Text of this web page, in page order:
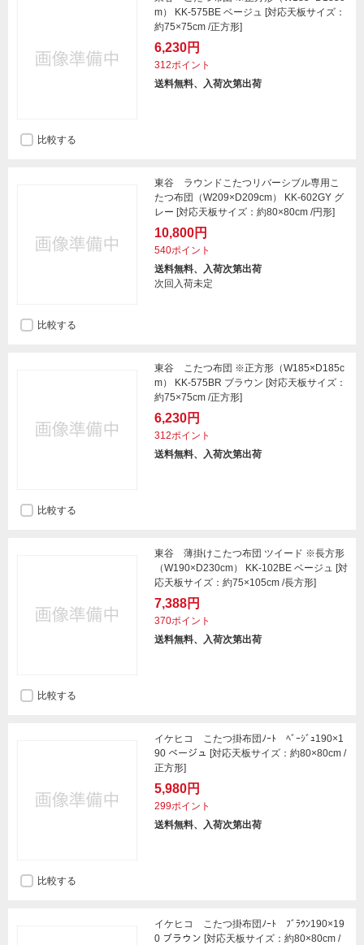
m） KK-575BE ベージュ [対応天板サイズ：
約75×75cm /正方形]
6,230円
312ポイント
送料無料、入荷次第出荷
比較する
東谷 ラウンドこたつリバーシブル専用こ
たつ布団（W209×D209cm） KK-602GY グ
レー [対応天板サイズ：約80×80cm /円形]
10,800円
540ポイント
送料無料、入荷次第出荷
次回入荷未定
比較する
東谷 こたつ布団 ※正方形（W185×D185c
m） KK-575BR ブラウン [対応天板サイズ：
約75×75cm /正方形]
6,230円
312ポイント
送料無料、入荷次第出荷
比較する
東谷 薄掛けこたつ布団 ツイード ※長方形
（W190×D230cm） KK-102BE ベージュ [対
応天板サイズ：約75×105cm /長方形]
7,388円
370ポイント
送料無料、入荷次第出荷
比較する
イケヒコ こたつ掛布団ﾉｰﾄ ﾍﾞｰｼﾞｭ190×1
90 ベージュ [対応天板サイズ：約80×80cm /
正方形]
5,980円
299ポイント
送料無料、入荷次第出荷
比較する
イケヒコ こたつ掛布団ﾉｰﾄ ﾌﾞﾗｳﾝ190×19
0 ブラウン [対応天板サイズ：約80×80cm /